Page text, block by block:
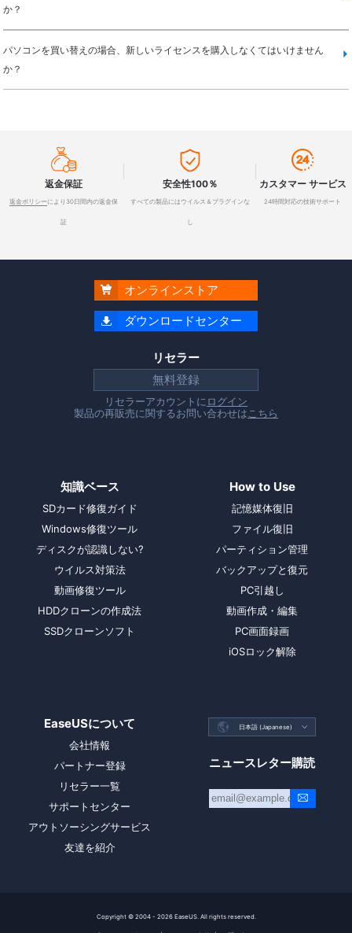
か？
パソコンを買い替えの場合、新しいライセンスを購入しなくてはいけません
か？

返金保証
返金ポリシー により30日間内の返金保
証

安全性100％
すべての製品にはウイルス＆プラグインな
し

カスタマー サービス
24時間対応の技術サポート
 オンラインストア
 ダウンロードセンター
リセラー
無料登録
リセラーアカウントにログイン
製品の再販売に関するお問い合わせはこちら
知識ベース
SDカード修復ガイド
Windows修復ツール
ディスクが認識しない?
ウイルス対策法
動画修復ツール
HDDクローンの作成法
SSDクローンソフト
How to Use
記憶媒体復旧
ファイル復旧
パーティション管理
バックアップと復元
PC引越し
動画作成・編集
PC画面録画
iOSロック解除
EaseUSについて
会社情報
パートナー登録
リセラー一覧
サポートセンター
アウトソーシングサービス
友達を紹介
 日本語 (Japanese) 
ニュースレター購読
Copyright © 2004 - 2026EaseUS. All rights reserved.